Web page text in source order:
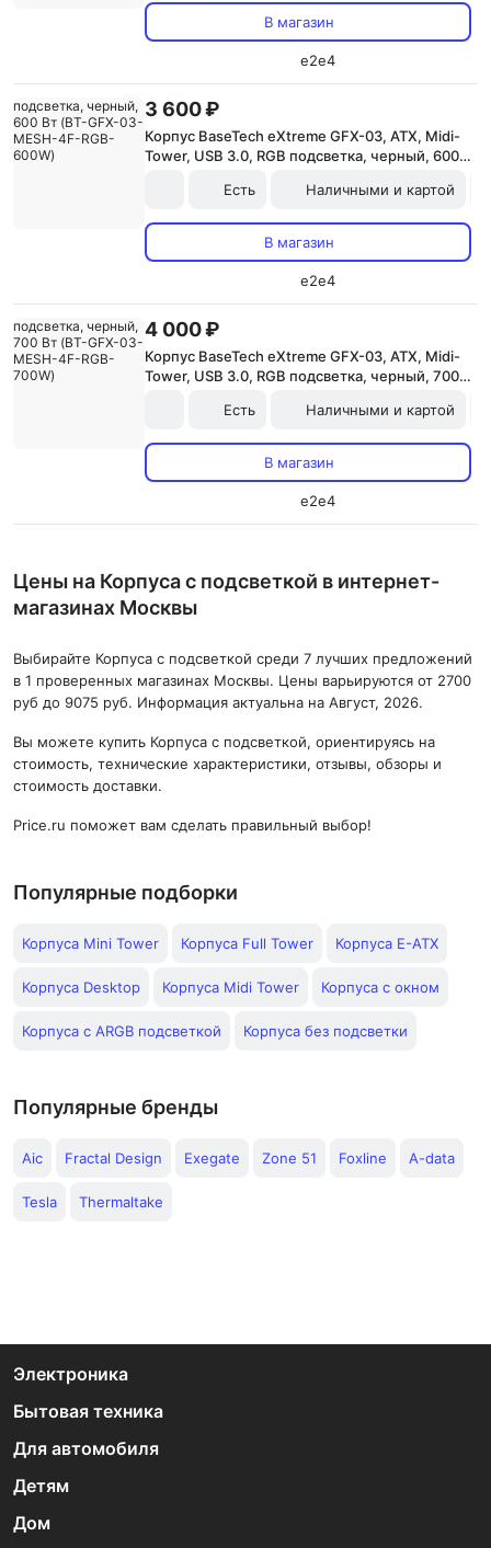
В магазин
e2e4
3 600 ₽
Корпус BaseTech eXtreme GFX-03, ATX, Midi-
Tower, USB 3.0, RGB подсветка, черный, 600
Есть
Наличными и картой
В магазин
e2e4
4 000 ₽
Корпус BaseTech eXtreme GFX-03, ATX, Midi-
Tower, USB 3.0, RGB подсветка, черный, 700
Есть
Наличными и картой
В магазин
e2e4
Цены на Корпуса с подсветкой в интернет-
магазинах Москвы
Выбирайте Корпуса с подсветкой среди 7 лучших предложений
в 1 проверенных магазинах Москвы. Цены варьируются от 2700
руб до 9075 руб. Информация актуальна на Август, 2026.
Вы можете купить Корпуса с подсветкой, ориентируясь на
стоимость, технические характеристики, отзывы, обзоры и
стоимость доставки.
Price.ru поможет вам сделать правильный выбор!
Популярные подборки
Корпуса Mini Tower Корпуса Full Tower Корпуса E-ATX
Корпуса Desktop Корпуса Midi Tower Корпуса с окном
Корпуса с ARGB подсветкой Корпуса без подсветки
Популярные бренды
Aic Fractal Design Exegate Zone 51 Foxline A-data
Tesla Thermaltake
Электроника
Бытовая техника
Для автомобиля
Детям
Дом